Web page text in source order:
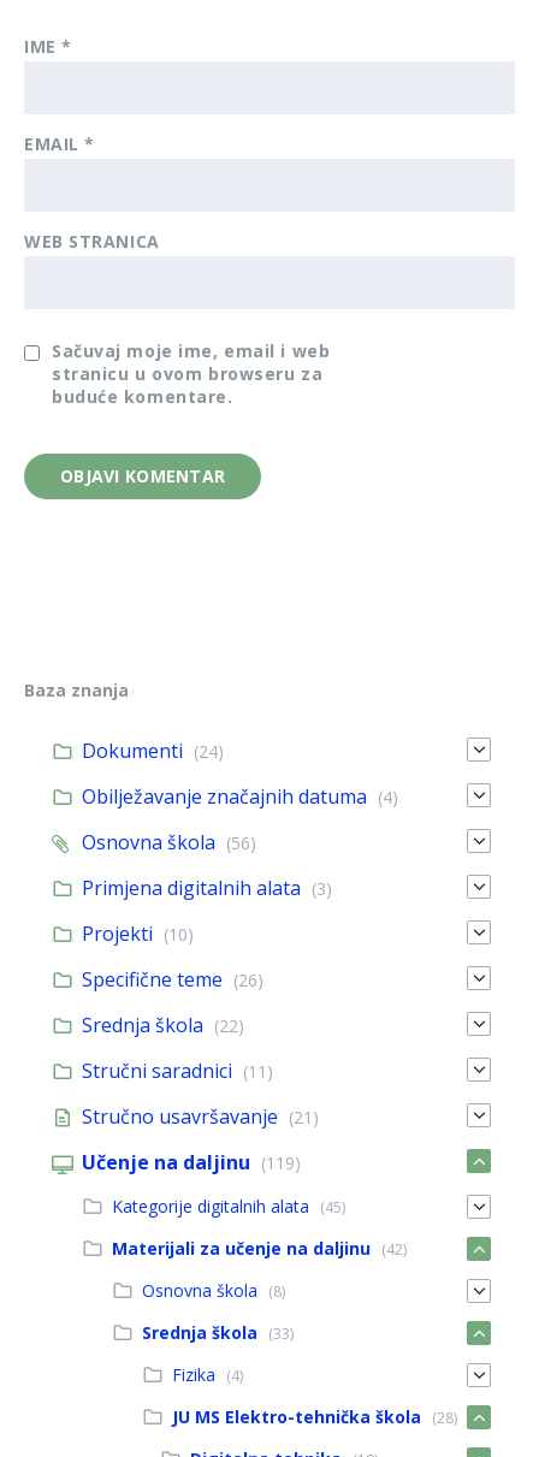
IME*
EMAIL*
WEB STRANICA
Sačuvaj moje ime, email i web
stranicu u ovom browseru za
buduće komentare.
Baza znanja
Dokumenti (24)
Obilježavanje značajnih datuma (4)
Osnovna škola (56)
Primjena digitalnih alata (3)
Projekti (10)
Specifične teme (26)
Srednja škola (22)
Stručni saradnici (11)
Stručno usavršavanje (21)
Učenje na daljinu (119)
Kategorije digitalnih alata
(45)
Materijali za učenje na daljinu (42)
Osnovna škola (8)
Srednja škola (33)
Fizika (4)
JU MS Elektro-tehnička škola (28)